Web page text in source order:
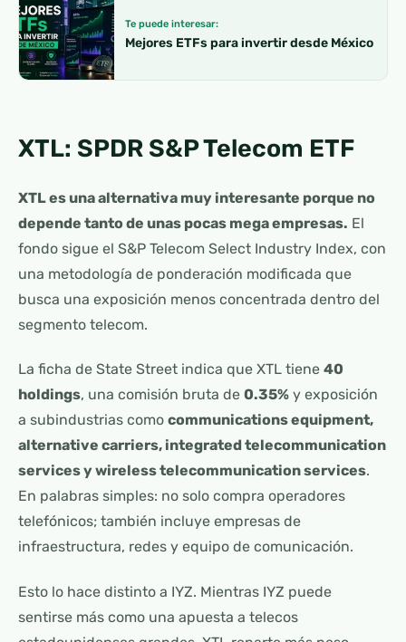
Te puede interesar:
Mejores ETFs para invertir desde México
XTL: SPDR S&P Telecom ETF
XTL es una alternativa muy interesante porque no
depende tanto de unas pocas mega empresas. El
fondo sigue el S&P Telecom Select Industry Index, con
una metodología de ponderación modificada que
busca una exposición menos concentrada dentro del
segmento telecom.
La ficha de State Street indica que XTL tiene 40
holdings, una comisión bruta de 0.35% y exposición
a subindustrias como communications equipment,
alternative carriers, integrated telecommunication
services y wireless telecommunication services.
En palabras simples: no solo compra operadores
telefónicos; también incluye empresas de
infraestructura, redes y equipo de comunicación.
Esto lo hace distinto a IYZ. Mientras IYZ puede
sentirse más como una apuesta a telecos